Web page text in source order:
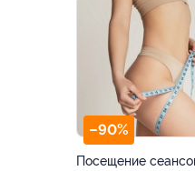
–90%
Посещение